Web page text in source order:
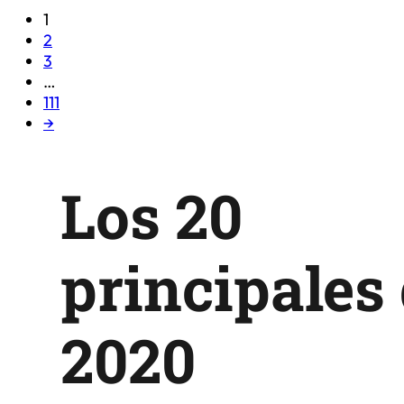
1
2
3
…
111
→
Los 20
principales
2020